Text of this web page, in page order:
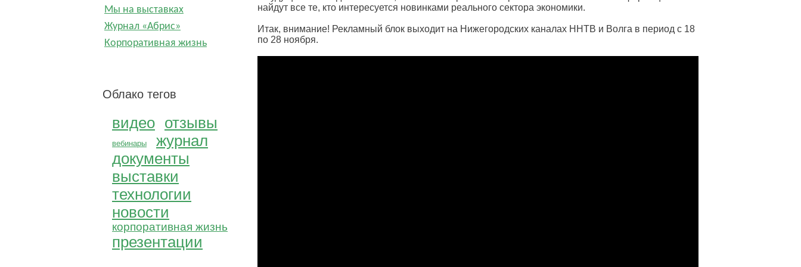
Мы на выставках
Журнал «Абрис»
Корпоративная жизнь
Облако тегов
видео отзывы
вебинары
журнал
документы
выставки
технологии
новости
корпоративная жизнь
презентации
найдут все те, кто интересуется новинками реального сектора экономики.
Итак, внимание! Рекламный блок выходит на Нижегородских каналах ННТВ и Волга в период с 18
по 28 ноября.